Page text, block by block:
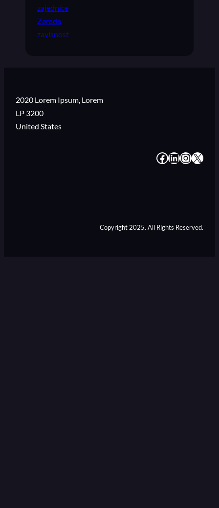
zajednice
Zarada
zavisnost
2020 Lorem Ipsum, Lorem
LP 3200
United States
# # # #
Copyright 2025. All Rights Reserved.